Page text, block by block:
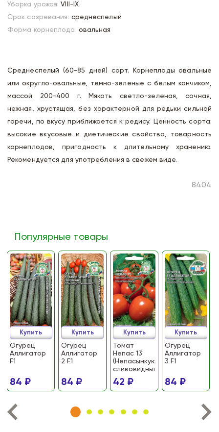
Уборка урожая: VIII-IX
Срок созревания: среднеспелый
Форма корнеплода: овальная
Среднеспелый (60-85 дней) сорт. Корнеплоды овальные
или округло-овальные, темно-зеленые с белым кончиком,
массой 200-400 г. Мякоть светло-зеленая, сочная,
нежная, хрустящая, без характерной для редьки сильной
горечи, по вкусу приближается к редису. Ценность сорта:
высокие вкусовые и диетические свойства, товарность
корнеплодов, пригодность к длительному хранению.
Рекомендуется для употребления в свежем виде.
8404
Популярные товары
Огурец
Аллигатор
F1
84 ₽
Купить
Огурец
Аллигатор
2 F1
84 ₽
Купить
Томат
Непас 13
(Непасынкующийся
сливовидный)
42 ₽
Купить
Огурец
Аллигатор
3 F1
84 ₽
Купить